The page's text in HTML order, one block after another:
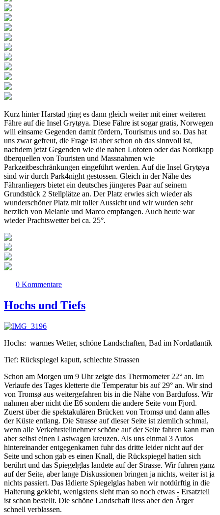
Kurz hinter Harstad ging es dann gleich weiter mit einer weiteren
Fähre auf die Insel Grytøya. Diese Fähre ist sogar gratis, Norwegen
will einsame Gegenden damit fördern, Tourismus und so. Das hat
uns zwar gefreut, die Frage ist aber schon ob das sinnvoll ist,
nachdem jetzt Gegenden wie die nahen Lofoten oder das Nordkapp
überquellen von Touristen und Massnahmen wie
Parkzeitbeschränkungen eingeführt werden. Auf die Insel Grytøya
sind wir durch Park4night gestossen. Gleich in der Nähe des
Fähranliegers bietet ein deutsches jüngeres Paar auf seinem
Grundstück 2 Stellplätze an. Der Platz erwies sich wieder als
wunderschöner Platz mit toller Aussicht und wir wurden sehr
herzlich von Melanie und Marco empfangen. Auch heute war
wieder Prachtswetter bei ca. 25°.
0 Kommentare
Hochs und Tiefs
Hochs: warmes Wetter, schöne Landschaften, Bad im Nordatlantik
Tief: Rückspiegel kaputt, schlechte Strassen
Schon am Morgen um 9 Uhr zeigte das Thermometer 22° an. Im
Verlaufe des Tages kletterte die Temperatur bis auf 29° an. Wir sind
von Tromsø aus weitergefahren bis in die Nähe von Bardufoss. Wir
nahmen aber nicht die E6 sondern die andere Seite vom Fjord.
Zuerst über die spektakulären Brücken von Tromsø und dann alles
der Küste entlang. Die Strasse auf dieser Seite ist ziemlich schmal,
wenn alle Verkehrsteilnehmer schöne auf der Seite fahren kann man
aber selbst einen Lastwagen kreuzen. Als uns einmal 3 Autos
hintereinander entgegenkamen fuhr das dritte leider nicht auf der
Seite und schon gab es einen Knall, die Rückspiegel hatten sich
berührt und das Spiegelglas landete auf der Strasse. Wir fuhren ganz
auf der Seite, aber lange Diskussionen bringen ja nichts, weiter ist ja
nichts passiert. Das lädierte Spiegelglas haben wir notdürftig in die
Halterung geklebt, wenigstens sieht man so noch etwas - Ersatzteil
ist schon bestellt. Die schöne Landschaft liess aber den Ärger
schnell verblassen.